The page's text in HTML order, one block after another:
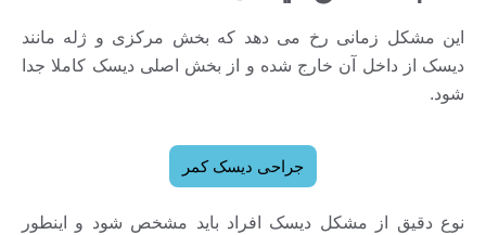
این مشکل زمانی رخ می دهد که بخش مرکزی و ژله مانند
دیسک از داخل آن خارج شده و از بخش اصلی دیسک کاملا جدا
شود.
جراحی دیسک کمر
نوع دقیق از مشکل دیسک افراد باید مشخص شود و اینطور